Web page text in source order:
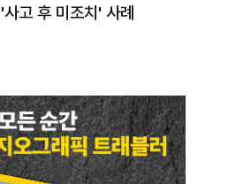
'사고 후 미조치' 사례